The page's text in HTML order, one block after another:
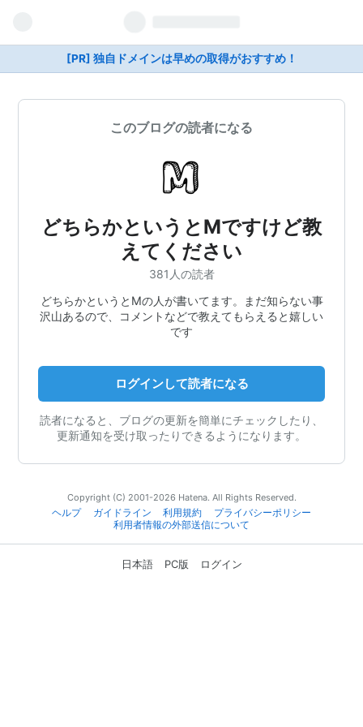
[PR] 独自ドメインは早めの取得がおすすめ！
このブログの読者になる
どちらかというとMですけど教
えてください
381人の読者
どちらかというとMの人が書いてます。まだ知らない事
沢山あるので、コメントなどで教えてもらえると嬉しい
です
ログインして読者になる
読者になると、ブログの更新を簡単にチェックしたり、
更新通知を受け取ったりできるようになります。
Copyright (C) 2001-2026 Hatena. All Rights Reserved.
ヘルプ
ガイドライン 利用規約
プライバシーポリシー
利用者情報の外部送信について
日本語 PC版 ログイン